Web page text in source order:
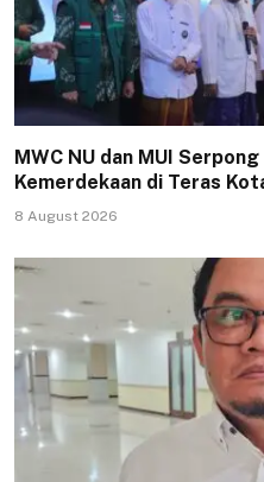
MWC NU dan MUI
Kemerdekaan di Teras
8 August 2026